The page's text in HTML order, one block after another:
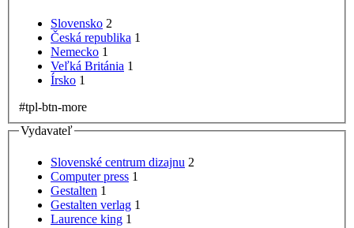
Slovensko 2
Česká republika 1
Nemecko 1
Veľká Británia 1
Írsko 1
#tpl-btn-more
Vydavateľ
Slovenské centrum dizajnu 2
Computer press 1
Gestalten 1
Gestalten verlag 1
Laurence king 1